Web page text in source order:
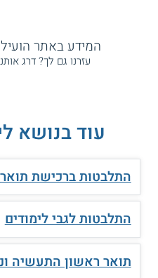
המידע באתר הועיל ל87%
עזרנו גם לך? דרג
עוד בנושא
התלבטות ברכישת תואר
התלבטות לגבי לימודים
תואר ראשון התעשיה